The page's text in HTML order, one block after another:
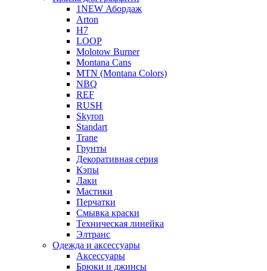
1NEW Абордаж
Arton
H7
LOOP
Molotow Burner
Montana Cans
MTN (Montana Colors)
NBQ
REF
RUSH
Skyron
Standart
Trane
Грунты
Декоративная серия
Кэпы
Лаки
Мастики
Перчатки
Смывка краски
Техническая линейка
Элтранс
Одежда и аксессуары
Аксессуары
Брюки и джинсы